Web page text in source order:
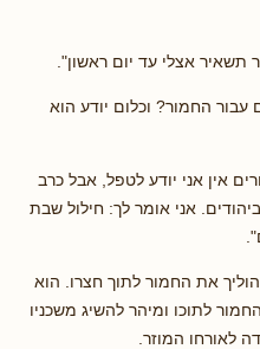
אצלי עד יום ראשון".
עבור החמור? וכלום יודע הוא
אין אני יודע לטפל, אבל כרב
אני אומר לך: חילול שבת
את החמור לתוך חצרו. הוא
לתוכו ומיהר להשיג משכניו
לאורחו המוזר.